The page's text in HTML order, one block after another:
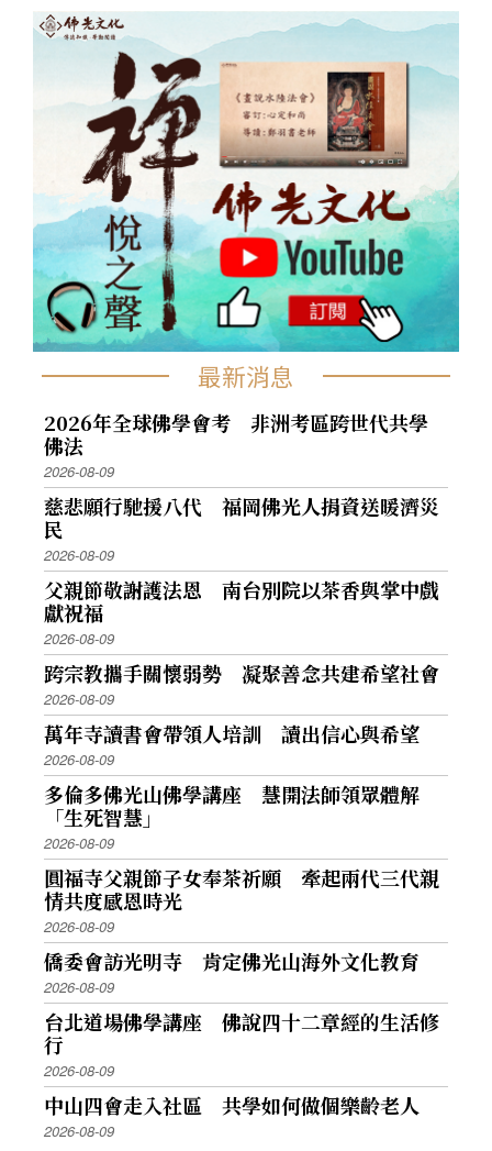
最新消息
2026年全球佛學會考 非洲考區跨世代共學
佛法
2026-08-09
慈悲願行馳援八代 福岡佛光人捐資送暖濟災
民
2026-08-09
父親節敬謝護法恩 南台別院以茶香與掌中戲
獻祝福
2026-08-09
跨宗教攜手關懷弱勢 凝聚善念共建希望社會
2026-08-09
萬年寺讀書會帶領人培訓 讀出信心與希望
2026-08-09
多倫多佛光山佛學講座 慧開法師領眾體解
「生死智慧」
2026-08-09
圓福寺父親節子女奉茶祈願 牽起兩代三代親
情共度感恩時光
2026-08-09
僑委會訪光明寺 肯定佛光山海外文化教育
2026-08-09
台北道場佛學講座 佛說四十二章經的生活修
行
2026-08-09
中山四會走入社區 共學如何做個樂齡老人
2026-08-09